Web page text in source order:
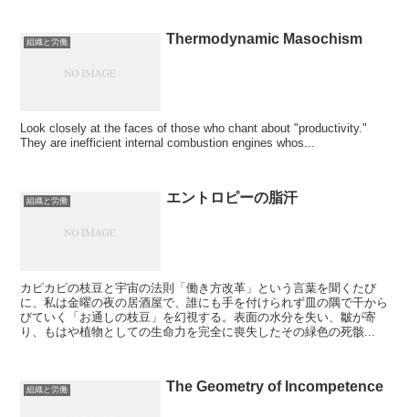
組織と労働 Thermodynamic Masochism
Look closely at the faces of those who chant about "productivity."
They are inefficient internal combustion engines whos...
組織と労働 エントロピーの脂汗
カピカピの枝豆と宇宙の法則「働き方改革」という言葉を聞くたび
に、私は金曜の夜の居酒屋で、誰にも手を付けられず皿の隅で干から
びていく「お通しの枝豆」を幻視する。表面の水分を失い、皺が寄
り、もはや植物としての生命力を完全に喪失したその緑色の死骸...
組織と労働 The Geometry of Incompetence